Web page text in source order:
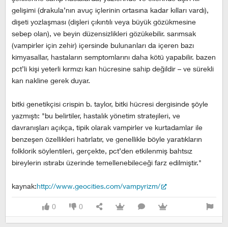
gelişimi (drakula’nın avuç içlerinin ortasına kadar kılları vardı),
dişeti yozlaşması (dişleri çıkıntılı veya büyük gözükmesine
sebep olan), ve beyin düzensizlikleri gözükebilir. sarımsak
(vampirler için zehir) içersinde bulunanları da içeren bazı
kimyasallar, hastaların semptomlarını daha kötü yapabilir. bazen
pct’li kişi yeterli kırmızı kan hücresine sahip değildir – ve sürekli
kan nakline gerek duyar.
bitki genetikçisi crispin b. taylor, bitki hücresi dergisinde şöyle
yazmıştı: "bu belirtiler, hastalık yönetim stratejileri, ve
davranışları açıkça, tipik olarak vampirler ve kurtadamlar ile
benzeşen özellikleri hatırlatır, ve genellikle böyle yaratıkların
folklorik söylentileri, gerçekte, pct’den etkilenmiş bahtsız
bireylerin ıstırabı üzerinde temellenebileceği farz edilmiştir."
kaynak:http://www.geocities.com/vampyrizm/
0 0